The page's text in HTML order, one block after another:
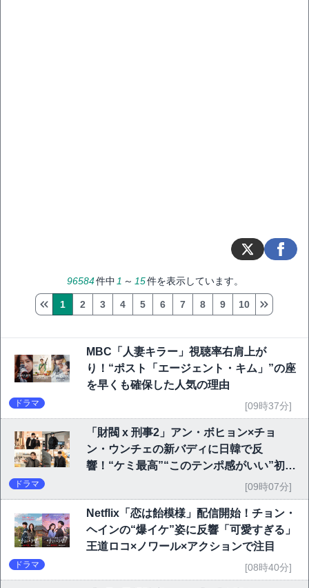
96584件中 1 ～ 15件を表示しています。
1 2 3 4 5 6 7 8 9 10
MBC「人妻キラー」視聴率右肩上が
り！“ポスト「エージェント・キム」”の座
を早くも確保した人気の理由
ドラマ [09時37分]
「財閥 x 刑事2」アン・ボヒョン×チョ
ン・ウンチェの新バディに日韓で反
響！“ケミ最高”“このテンポ感がいい”初回
ドラマ [09時07分]
Netflix「恋は飴模様」配信開始！チョン・
ヘインの“爆イケ”姿に反響「可愛すぎる」
王道ロコ×ノワール×アクションで注目
ドラマ [08時40分]